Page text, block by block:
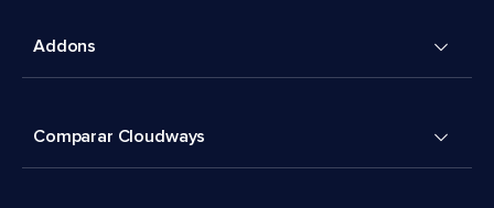
Addons
Comparar Cloudways